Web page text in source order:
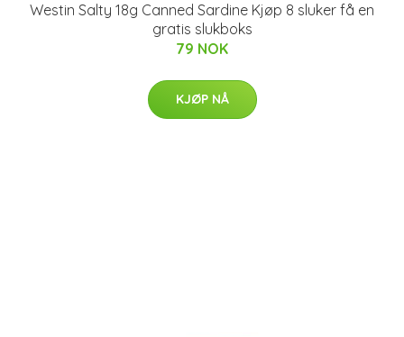
Westin Salty 18g Canned Sardine Kjøp 8 sluker få en
gratis slukboks
79 NOK
KJØP NÅ